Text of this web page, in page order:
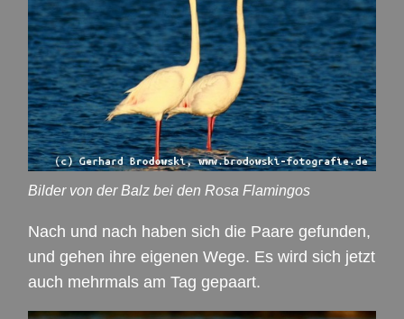
Bilder von der Balz bei den Rosa Flamingos
Nach und nach haben sich die Paare gefunden,
und gehen ihre eigenen Wege. Es wird sich jetzt
auch mehrmals am Tag gepaart.